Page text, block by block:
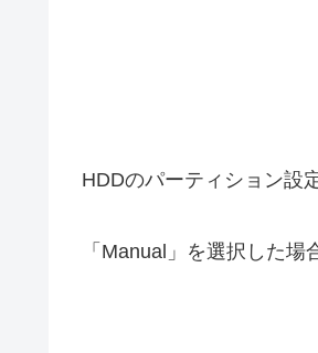
HDDのパーティション設
「Manual」を選択した場